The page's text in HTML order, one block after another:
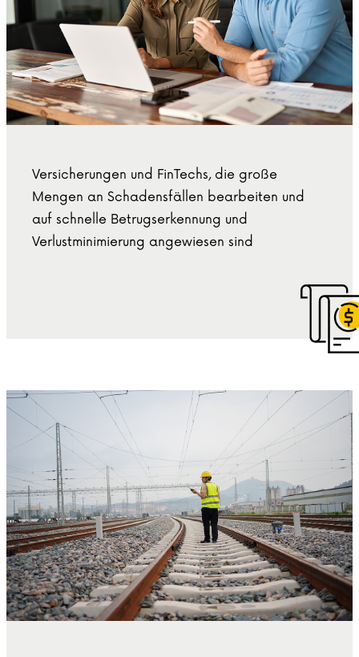
Versicherungen und FinTechs, die große
Mengen an Schadensfällen bearbeiten und
auf schnelle Betrugserkennung und
Verlustminimierung angewiesen sind